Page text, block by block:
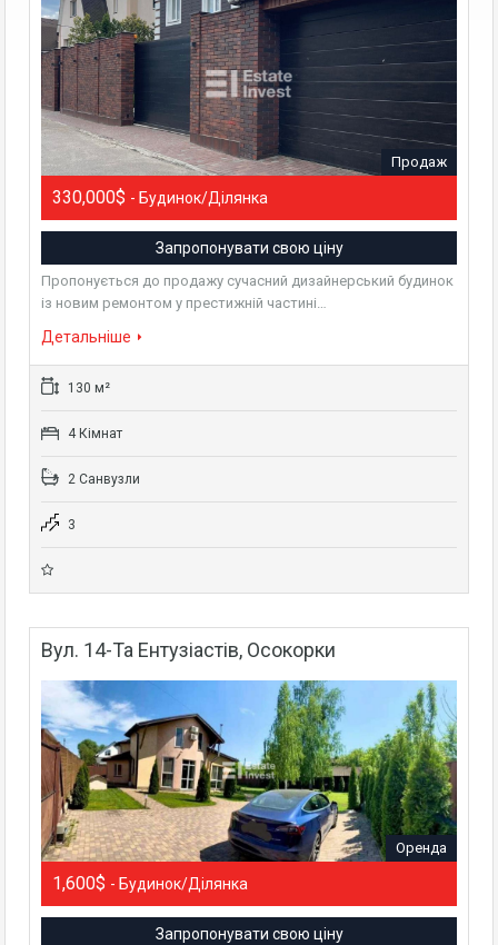
Продаж
330,000$ - Будинок/Ділянка
Запропонувати свою ціну
Пропонується до продажу сучасний дизайнерський будинок
із новим ремонтом у престижній частині…
Детальніше
130 м²
4 Кімнат
2 Санвузли
3
Вул. 14-Та Ентузіастів, Осокорки
Оренда
1,600$ - Будинок/Ділянка
Запропонувати свою ціну